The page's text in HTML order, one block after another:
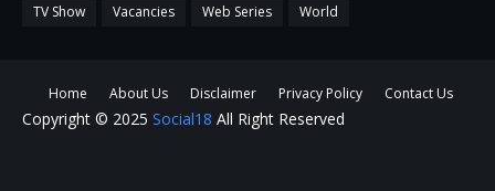
TV Show
Vacancies Web Series World
Home About Us Disclaimer Privacy Policy Contact Us
Copyright © 2025 Social18 All Right Reserved